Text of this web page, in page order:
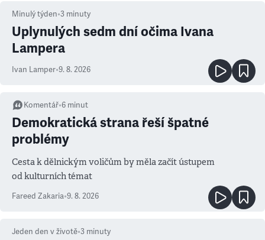
Minulý týden•3 minuty
Uplynulých sedm dní očima Ivana
Lampera
Ivan Lamper•9. 8. 2026
Komentář•6 minut
Demokratická strana řeší špatné
problémy
Cesta k dělnickým voličům by měla začít ústupem
od kulturních témat
Fareed Zakaria•9. 8. 2026
Jeden den v životě•3 minuty